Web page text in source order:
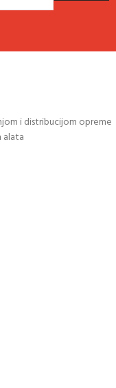
i distribucijom opreme
alata